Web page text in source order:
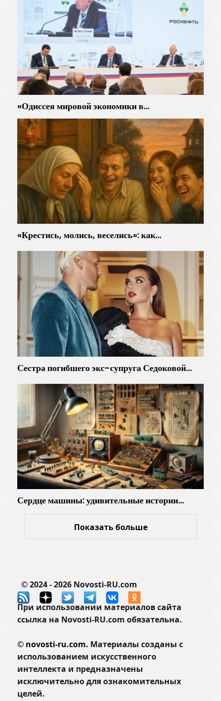
«Одиссея мировой экономики в…
«Крестись, молись, веселись»: как…
Сестра погибшего экс-супруга Седоковой…
Сердце машины: удивительные истории…
Показать больше
© 2024 - 2026 Novosti-RU.com
При использовании материалов сайта
ссылка на Novosti-RU.com обязательна.
© novosti-ru.com. Материалы созданы с
использованием искусственного
интеллекта и предназначены
исключительно для ознакомительных
целей.